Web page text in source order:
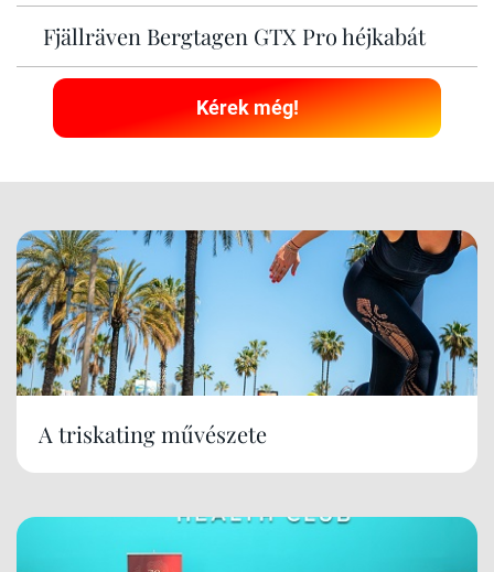
Fjällräven Bergtagen GTX Pro héjkabát
Kérek még!
A triskating művészete